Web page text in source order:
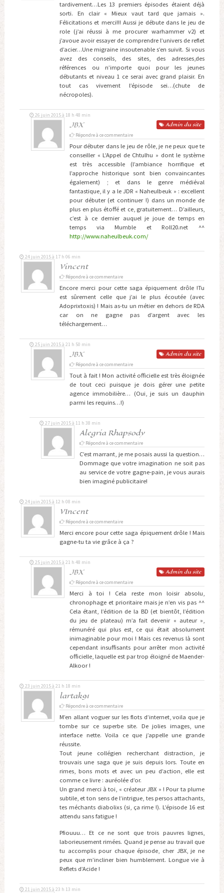
tardivement…Les 13 premiers épisodes étaient déjà
sorti. En clair « Mieux vaut tard que jamais ».
Félicitations et merci!!! Aussi je débute dans le jeu de
role (j’ai réussi à me procurer warhammer v2) et
j’avoue avoir essayer de comprendre l’univers de reflet
d’acier…Une migraine insoutenable s’en suivit. Si vous
avez des conseils, des sites, des adresses,des
références ou n’importe quoi pour les jeunes
débutants et niveau 1 ce serai avec grand plaisir. En
tout cas vivement l’épisode sei…(chute de
nécropoles).
JBX Admin du site
26 juin 2015 à 18 h 48 min
Répondre à ce commentaire
Pour débuter dans le jeu de rôle, je ne peux que te
conseiller « L’Appel de Chtulhu » dont le système
est très accessible (l’ambiance horrifique et
l’approche historique sont bien convaincantes
également) ; et dans le genre médiéval
fantastique, il y a le JDR « Naheulbeuk » : excellent
pour débuter (et continuer !) dans un monde de
plus en plus étoffé et ce, gratuitement… D’ailleurs,
c’est à ce dernier auquel je joue de temps en
temps via Mumble et Roll20.net ^^
http://www.naheulbeuk.com/
Vincent
24 juin 2015 à 17 h 06 min
Répondre à ce commentaire
Encore merci pour cette saga épiquement drôle !Tu
est sûrement celle que j’ai le plus écoutée (avec
Adoprixtoxis) ! Mais as-tu un métier en dehors de RDA
car on ne gagne pas d’argent avec les
téléchargement…
JBX Admin du site
25 juin 2015 à 21 h 50 min
Répondre à ce commentaire
Tout à fait ! Mon activité officielle est très éloignée
de tout ceci puisque je dois gérer une petite
agence immobilière… (Oui, je suis un dauphin
parmi les requins…!)
Alegria Rhapsody
27 juin 2015 à 11 h 38 min
Répondre à ce commentaire
C’est marrant, je me posais aussi la question…
Dommage que votre imagination ne soit pas
au service de votre gagne-pain, je vous aurais
bien imaginé publicitaire!
VIncent
24 juin 2015 à 12 h 08 min
Répondre à ce commentaire
Merci encore pour cette saga épiquement drôle ! Mais
gagne-tu ta vie grâce à ça ?
JBX Admin du site
25 juin 2015 à 21 h 48 min
Répondre à ce commentaire
Merci à toi ! Cela reste mon loisir absolu,
chronophage et prioritaire mais je n’en vis pas ^^
Cela étant, l’édition de la BD (et bientôt, l’édition
du jeu de plateau) m’a fait devenir « auteur »,
rémunéré qui plus est, ce qui était absolument
inimaginable pour moi ! Mais ces revenus là sont
cependant insuffisants pour arrêter mon activité
officielle, laquelle est par trop éloigné de Maender-
Alkoor !
lartak91
23 juin 2015 à 21 h 18 min
Répondre à ce commentaire
M’en allant voguer sur les flots d’internet, voila que je
tombe sur ce superbe site. De jolies images, une
interface nette. Voila ce que j’appelle une grande
réussite.
Tout jeune collégien recherchant distraction, je
trouvais une saga que je suis depuis lors. Toute en
rimes, bons mots et avec un peu d’action, elle est
comme ce livre : auréolée d’or.
Un grand merci à toi, « créateur JBX » ! Pour ta plume
subtile, et ton sens de l’intrigue, tes persos attachants,
tes méchants diabolixs (si, ça rime !). L’épisode 16 est
attendu sans fatigue !
Pfiouuu… Et ce ne sont que trois pauvres lignes,
laborieusement rimées. Quand je pense au travail que
tu accomplis pour chaque épisode, cher JBX, je ne
peux que m’incliner bien humblement. Longue vie à
Reflets d’Acide !
21 juin 2015 à 23 h 13 min